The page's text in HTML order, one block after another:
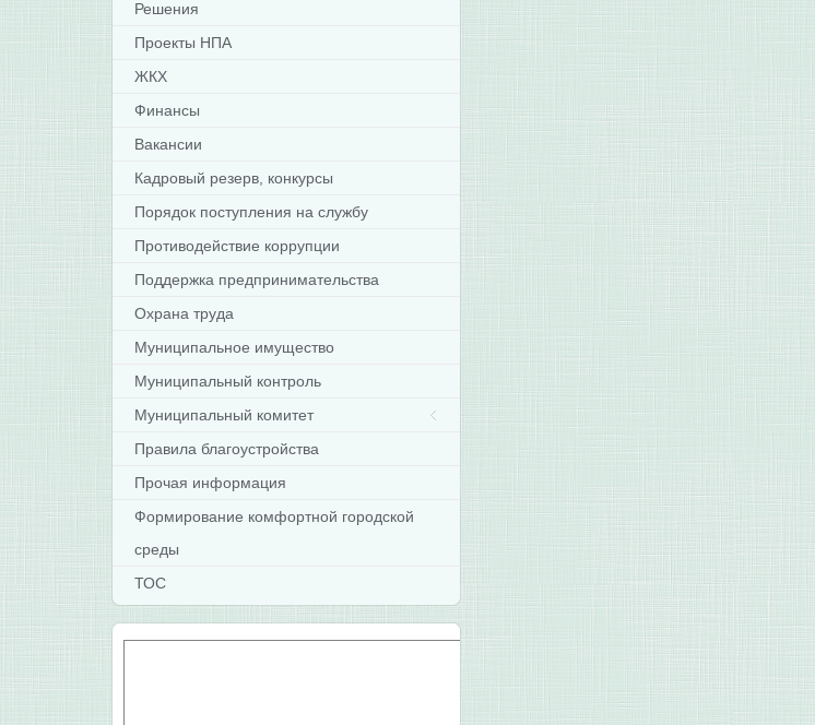
Решения
Проекты НПА
ЖКХ
Финансы
Вакансии
Кадровый резерв, конкурсы
Порядок поступления на службу
Противодействие коррупции
Поддержка предпринимательства
Охрана труда
Муниципальное имущество
Муниципальный контроль
Муниципальный комитет
Правила благоустройства
Прочая информация
Формирование комфортной городской
среды
ТОС